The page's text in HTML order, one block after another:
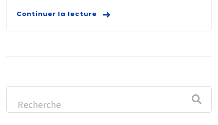
Continuer la lecture